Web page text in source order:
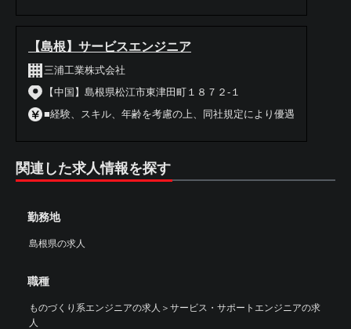
【島根】サービスエンジニア
三浦工業株式会社
【中国】島根県松江市東津田町１８７２-１
■経験、スキル、年齢を考慮の上、同社規定により優遇
関連した求人情報を探す
勤務地
島根県の求人
職種
ものづくり系エンジニアの求人 ＞ サービス・サポートエンジニアの求
人